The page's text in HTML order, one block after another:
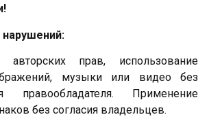
авторских прав, использование
музыки или видео без
правообладателя. Применение
без согласия владельцев.